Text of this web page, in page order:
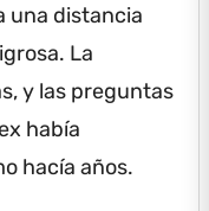
una distancia
La
y las preguntas
había
hacía años.